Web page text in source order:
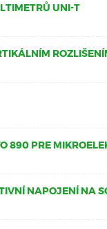
UNI-T
890 PRE
NAPOJENÍ NA